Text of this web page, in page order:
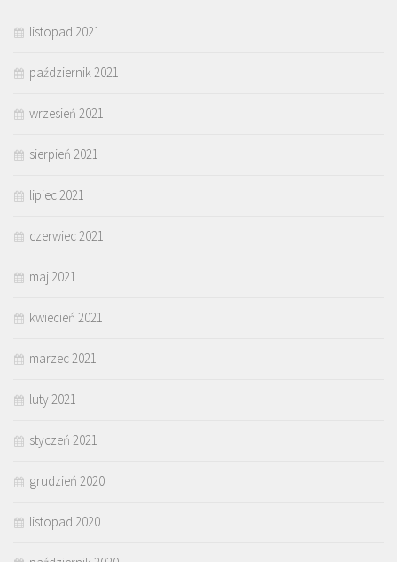
listopad 2021
październik 2021
wrzesień 2021
sierpień 2021
lipiec 2021
czerwiec 2021
maj 2021
kwiecień 2021
marzec 2021
luty 2021
styczeń 2021
grudzień 2020
listopad 2020